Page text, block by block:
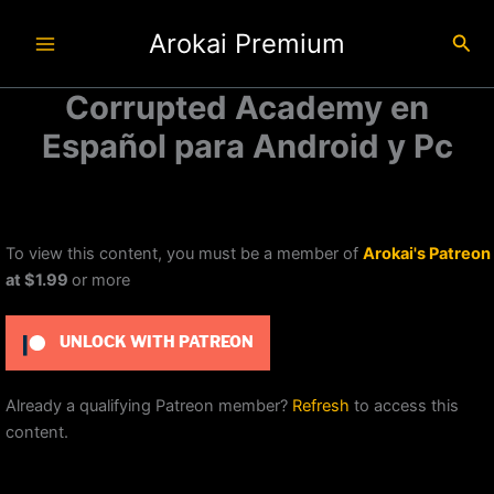
Arokai Premium
Corrupted Academy en
Español para Android y Pc
To view this content, you must be a member of Arokai's Patreon
at $1.99 or more
UNLOCK WITH PATREON
Already a qualifying Patreon member? Refresh to access this
content.